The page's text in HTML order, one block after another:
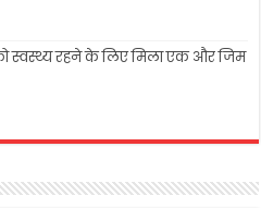
स्वस्थ्य रहने के लिए मिला एक और जिम